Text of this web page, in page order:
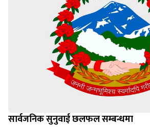
सार्वजनिक सुनुवाई छलफल सम्बन्धमा